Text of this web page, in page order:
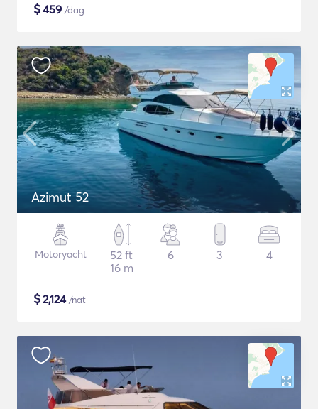
$459 /dag
Azimut 52
Motoryacht
52 ft
16 m
6 3 4
$2,124/nat